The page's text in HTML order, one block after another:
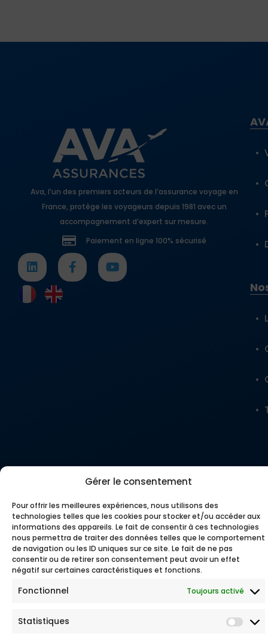
Gérer le consentement
Pour offrir les meilleures expériences, nous utilisons des
technologies telles que les cookies pour stocker et/ou accéder aux
informations des appareils. Le fait de consentir à ces technologies
nous permettra de traiter des données telles que le comportement
de navigation ou les ID uniques sur ce site. Le fait de ne pas
consentir ou de retirer son consentement peut avoir un effet
négatif sur certaines caractéristiques et fonctions.
Fonctionnel Toujours activé
Statistiques
Ava, l’un des premiers acteurs de l’assurance voyage en
France, protège les voyageurs depuis 1981 avec un
accompagnement d’expert sur mesure.
Paiement en ligne 100% sécurisé